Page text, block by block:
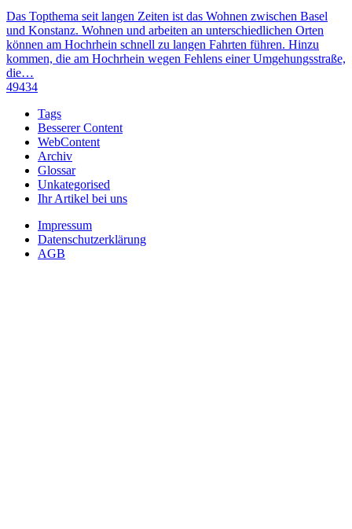
Das Topthema seit langen Zeiten ist das Wohnen zwischen Basel
und Konstanz. Wohnen und arbeiten an unterschiedlichen Orten
können am Hochrhein schnell zu langen Fahrten führen. Hinzu
kommen, die am Hochrhein wegen Fehlens einer Umgehungsstraße,
die…
49434
Tags
Besserer Content
WebContent
Archiv
Glossar
Unkategorised
Ihr Artikel bei uns
Impressum
Datenschutzerklärung
AGB